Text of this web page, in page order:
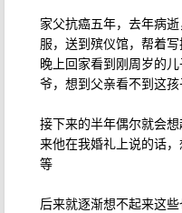
家父抗癌五年，去年病
服，送到殡仪馆，帮着
晚上回家看到刚周岁的
爷，想到父亲看不到这
接下来的半年偶尔就会
来他在我婚礼上说的话
等
后来就逐渐想不起来这